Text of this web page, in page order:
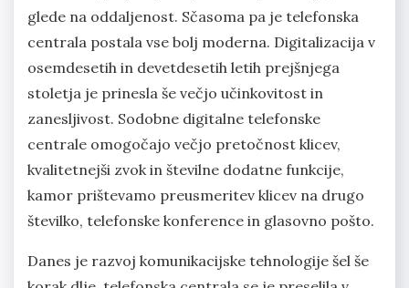
glede na oddaljenost. Sčasoma pa je telefonska
centrala postala vse bolj moderna. Digitalizacija v
osemdesetih in devetdesetih letih prejšnjega
stoletja je prinesla še večjo učinkovitost in
zanesljivost. Sodobne digitalne telefonske
centrale omogočajo večjo pretočnost klicev,
kvalitetnejši zvok in številne dodatne funkcije,
kamor prištevamo preusmeritev klicev na drugo
številko, telefonske konference in glasovno pošto.
Danes je razvoj komunikacijske tehnologije šel še